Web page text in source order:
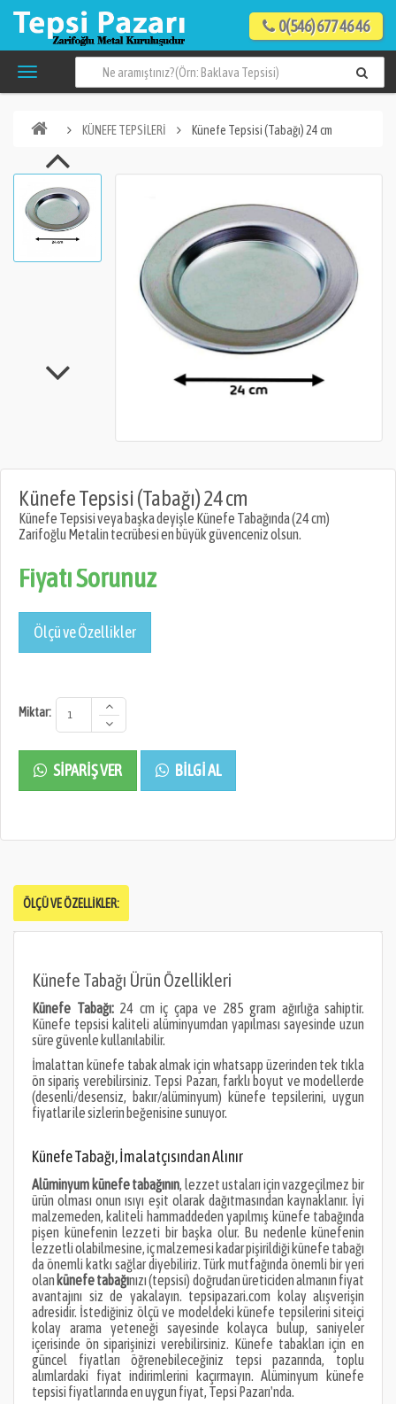
0(546) 677 46 46
KÜNEFE TEPSİLERİ Künefe Tepsisi (Tabağı) 24 cm
Künefe Tepsisi (Tabağı) 24 cm
Künefe Tepsisi veya başka deyişle Künefe Tabağında (24 cm)
Zarifoğlu Metalin tecrübesi en büyük güvenceniz olsun.
Fiyatı Sorunuz
Ölçü ve Özellikler
Miktar:
SIPARIŞ VER BILGI AL
ÖLÇÜ VE ÖZELLIKLER:
Künefe Tabağı Ürün Özellikleri
Künefe Tabağı: 24 cm iç çapa ve 285 gram ağırlığa sahiptir.
Künefe tepsisi kaliteli alüminyumdan yapılması sayesinde uzun
süre güvenle kullanılabilir.
İmalattan künefe tabak almak için whatsapp üzerinden tek tıkla
ön sipariş verebilirsiniz. Tepsi Pazarı, farklı boyut ve modellerde
(desenli/desensiz, bakır/alüminyum) künefe tepsilerini, uygun
fiyatlar ile sizlerin beğenisine sunuyor.
Künefe Tabağı, İmalatçısından Alınır
Alüminyum künefe tabağının, lezzet ustaları için vazgeçilmez bir
ürün olması onun ısıyı eşit olarak dağıtmasından kaynaklanır. İyi
malzemeden, kaliteli hammaddeden yapılmış künefe tabağında
pişen künefenin lezzeti bir başka olur. Bu nedenle künefenin
lezzetli olabilmesine, iç malzemesi kadar pişirildiği künefe tabağı
da önemli katkı sağlar diyebiliriz. Türk mutfağında önemli bir yeri
olan künefe tabağınızı (tepsisi) doğrudan üreticiden almanın fiyat
avantajını siz de yakalayın. tepsipazari.com kolay alışverişin
adresidir. İstediğiniz ölçü ve modeldeki künefe tepsilerini siteiçi
kolay arama yeteneği sayesinde kolayca bulup, saniyeler
içerisinde ön siparişinizi verebilirsiniz. Künefe tabakları için en
güncel fiyatları öğrenebileceğiniz tepsi pazarında, toplu
alımlardaki fiyat indirimlerini kaçırmayın. Alüminyum künefe
tepsisi fiyatlarında en uygun fiyat, Tepsi Pazarı'nda.